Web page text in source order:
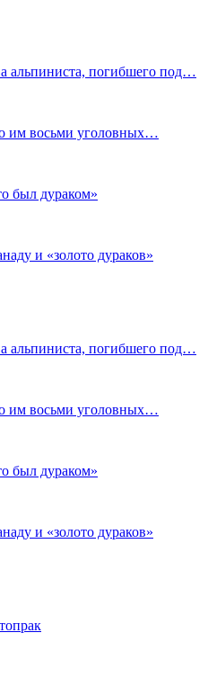
альпиниста, погибшего под…
им восьми уголовных…
был дураком»
и «золото дураков»
альпиниста, погибшего под…
им восьми уголовных…
был дураком»
и «золото дураков»